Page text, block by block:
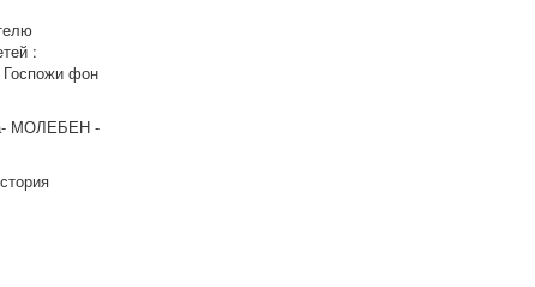
:
Госпожи фон
МОЛЕБЕН -